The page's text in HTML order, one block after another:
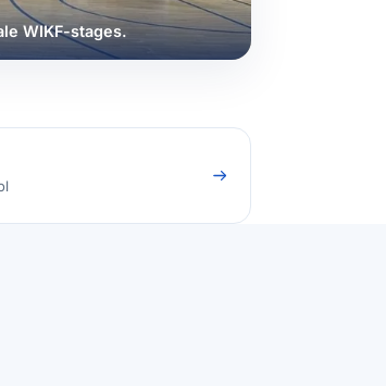
WIKF-stages.